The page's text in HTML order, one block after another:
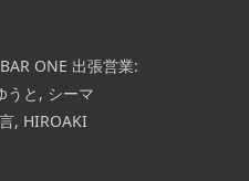
ONE 出張営業:
うと, シーマ
, HIROAKI